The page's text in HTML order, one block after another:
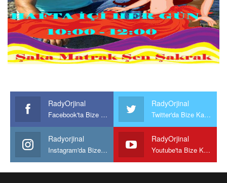
RadyOrjinal
Facebook'ta Bize Katılın
RadyOrjinal
Twitter'da Bize Katılın
Radyorjinal
Instagram'da Bize katılın
RadyOrjinal
Youtube'ta Bize Katılın